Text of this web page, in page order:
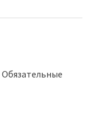
Обязательные